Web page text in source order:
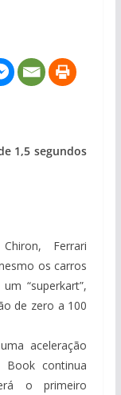
1,5 segundos
Ferrari
os carros
“superkart”,
de zero a 100
aceleração
Book continua
o primeiro